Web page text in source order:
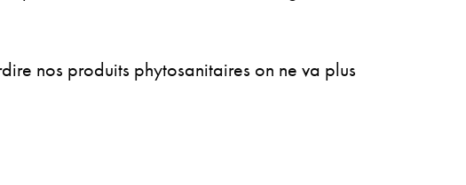
nos produits phytosanitaires on ne va plus